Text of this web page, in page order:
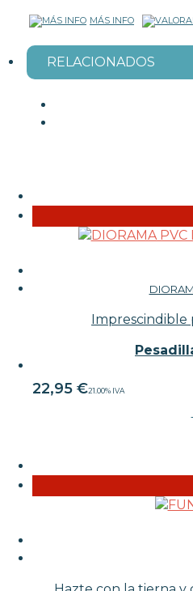
MÁS INFO
RELACIONADOS
Imprescindible
22,95 €21.00% IVA
-